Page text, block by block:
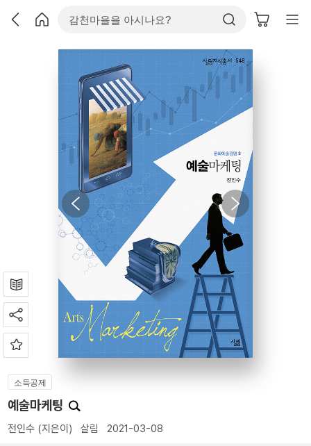
소득공제
예술마케팅
전인수 (지은이) 살림 2021-03-08